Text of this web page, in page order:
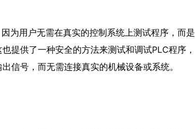
为用户无需在真实的控制系统上测试程序，而是
提供了一种安全的方法来测试和调试PLC程序，
信号，而无需连接真实的机械设备或系统。